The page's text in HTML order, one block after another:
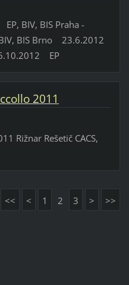
BIV, BIS Praha -
BIS Brno 23.6.2012
EP
2011
Rešetič CACS,
<< < 1 2 3 > >>